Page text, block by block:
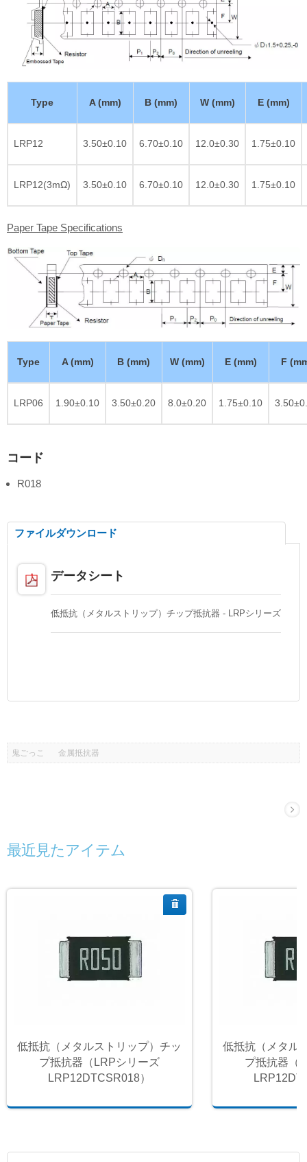
Type A (mm) B (mm) W (mm) E (mm)
LRP12 3.50±0.10 6.70±0.10 12.0±0.30 1.75±0.10
LRP12(3mΩ) 3.50±0.10 6.70±0.10 12.0±0.30 1.75±0.10
Paper Tape Specifications
Type A (mm) B (mm) W (mm) E (mm) F
LRP06 1.90±0.10 3.50±0.20 8.0±0.20 1.75±0.10
コード
R018
ファイルダウンロード
データシート
低抵抗（メタルストリップ）チップ抵抗器 - LRPシリーズ
鬼ごっこ 金属抵抗器
最近見たアイテム
低抵抗（メタルストリップ）チッ
プ抵抗器（LRPシリーズ
LRP12DTCSR018）
低抵抗（メタル
プ抵抗器（